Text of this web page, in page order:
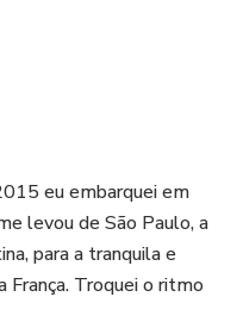
eu embarquei em
levou de São Paulo, a
para a tranquila e
França. Troquei o ritmo